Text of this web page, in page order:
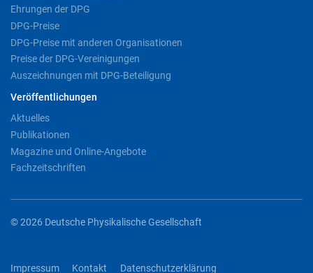
Ehrungen der DPG
DPG-Preise
DPG-Preise mit anderen Organisationen
Preise der DPG-Vereinigungen
Auszeichnungen mit DPG-Beteiligung
Veröffentlichungen
Aktuelles
Publikationen
Magazine und Online-Angebote
Fachzeitschriften
© 2026 Deutsche Physikalische Gesellschaft
Impressum Kontakt Datenschutzerklärung